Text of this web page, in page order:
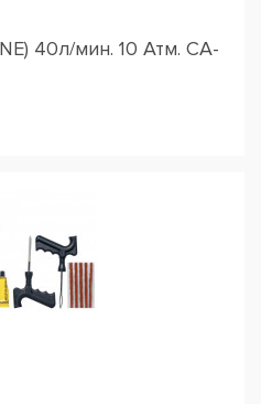
40л/мин. 10 Атм. CA-